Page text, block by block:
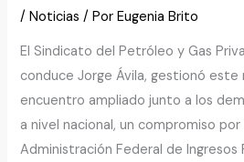
/Noticias / PorEugenia Brito
El Sindicato del Petróleo y Gas
conduce Jorge Ávila, gestionó este
encuentro ampliado junto a los
a nivel nacional, un compromiso
Administración Federal de Ingresos